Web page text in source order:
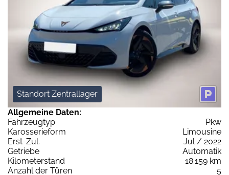
Standort Zentrallager
Allgemeine Daten:
Fahrzeugtyp
Pkw
Karosserieform
Limousine
Erst-Zul.
Jul / 2022
Getriebe
Automatik
Kilometerstand
18.159 km
Anzahl der Türen
5